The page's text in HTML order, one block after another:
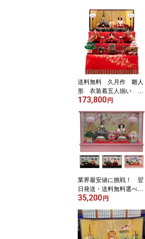
送料無料 久月作 雛人
形 衣装着五人揃い 緋
毛氈三段飾り 〈ひな人
裏様 お姫様 雛祭り ひな
まつり 初節句祝い 初節
句 3月3日 衣裳着人形 三
人官女 3人官女 東京久月
東京浅草橋久月 五人飾り
緋毛氈飾り 三段飾り〉
173,800 円
業界最安値に挑戦！ 翌
日発送・送料無料選べる
4品 秀山作 雛人形
ス入り飾り 【sp-1,a-3
1,a-32,rp-1】〈お雛様 お
ひな飾り お殿様 お姫様
35,200 円